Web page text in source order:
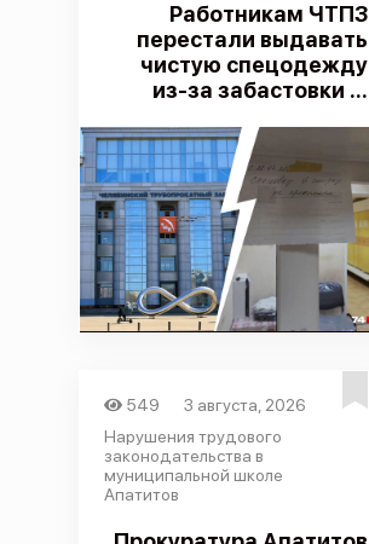
Работникам ЧТПЗ
перестали выдавать
чистую спецодежду
из-за забастовки ...
549
3 августа, 2026
Нарушения трудового
законодательства в
муниципальной школе
Апатитов